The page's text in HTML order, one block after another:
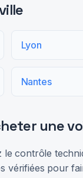
Lyon
Nantes
une
contrôle
vérifiées pour